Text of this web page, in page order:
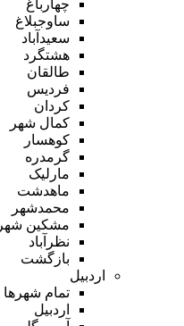
چهارباغ
ساوجبلاغ
سعیدآباد
هشتگرد
طالقان
فردیس
کردان
کمال شهر
کوهسار
گرمدره
مارلیک
ماهدشت
محمدشهر
مشکین شهر
نظرآباد
بازگشت
اردبیل
تمام شهر‌ها
اردبیل